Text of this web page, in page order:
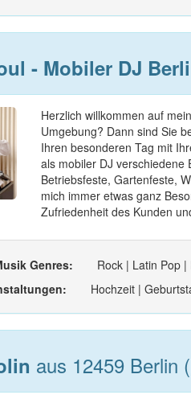
- Mobiler DJ
Herzlich willkommen auf
Umgebung? Dann sind Sie
Ihren besonderen Tag mit
als mobiler DJ verschiedene
Betriebsfeste, Gartenfeste,
mich immer etwas ganz
Zufriedenheit des Kunden
Genres: Rock | Latin Pop
Hochzeit |
aus 12459 Berlin